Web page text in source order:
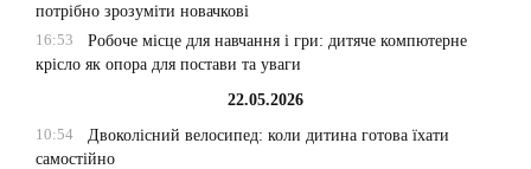
потрібно зрозуміти новачкові
16:53
Робоче місце для навчання і гри: дитяче компютерне
крісло як опора для постави та уваги
22.05.2026
10:54
Двоколісний велосипед: коли дитина готова їхати
самостійно